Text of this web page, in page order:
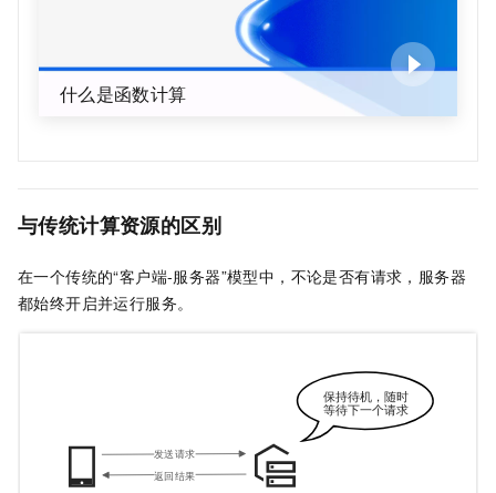
什么是函数计算
与传统计算资源的区别
在一个传统的“客户端-服务器”模型中，不论是否有请求，服务器
都始终开启并运行服务。